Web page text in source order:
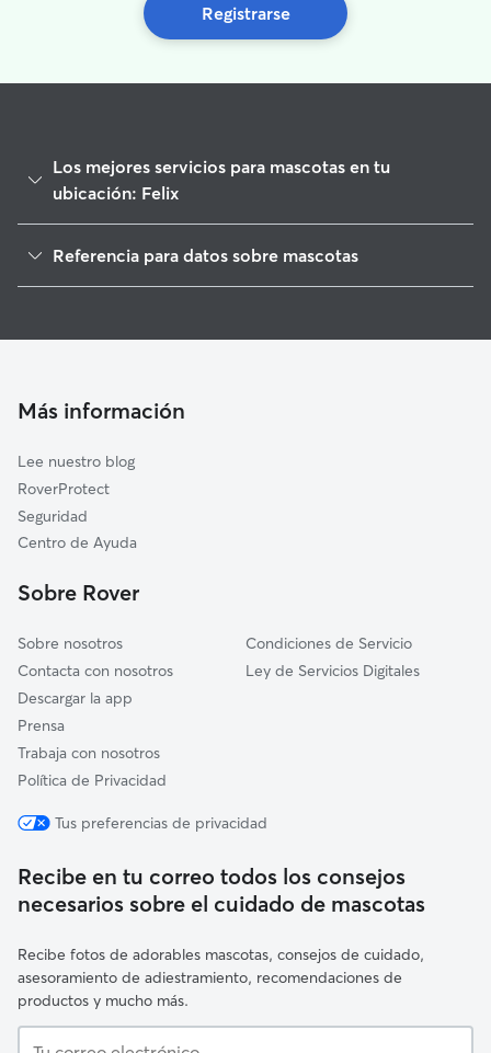
Registrarse
Los mejores servicios para mascotas en tu
ubicación: Felix
Cuidado de mascota en Felix
Cuidadores a domicilio en Felix
Cuidadores de Gatos en Felix
Referencia para datos sobre mascotas
Más información
Lee nuestro blog
RoverProtect
Seguridad
Centro de Ayuda
Sobre Rover
Sobre nosotros
Contacta con nosotros
Descargar la app
Prensa
Trabaja con nosotros
Política de Privacidad
Condiciones de Servicio
Ley de Servicios Digitales
Tus preferencias de privacidad
Recibe en tu correo todos los consejos
necesarios sobre el cuidado de mascotas
Recibe fotos de adorables mascotas, consejos de cuidado,
asesoramiento de adiestramiento, recomendaciones de
productos y mucho más.